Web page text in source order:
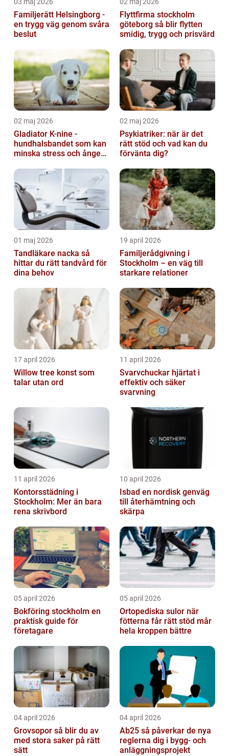
Familjerätt Helsingborg -
en trygg väg genom svåra
beslut
Flyttfirma stockholm
göteborg så blir flytten
smidig, trygg och prisvärd
02 maj 2026
Gladiator K-nine -
hundhalsbandet som kan
minska stress och ångest
02 maj 2026
Psykiatriker: när är det
rätt stöd och vad kan du
förvänta dig?
01 maj 2026
Tandläkare nacka så
hittar du rätt tandvård för
dina behov
19 april 2026
Familjerådgivning i
Stockholm – en väg till
starkare relationer
17 april 2026
Willow tree konst som
talar utan ord
11 april 2026
Svarvchuckar hjärtat i
effektiv och säker
svarvning
11 april 2026
Kontorsstädning i
Stockholm: Mer än bara
rena skrivbord
10 april 2026
Isbad en nordisk genväg
till återhämtning och
skärpa
05 april 2026
Bokföring stockholm en
praktisk guide för
företagare
05 april 2026
Ortopediska sulor när
fötterna får rätt stöd mår
hela kroppen bättre
04 april 2026
Grovsopor så blir du av
med stora saker på rätt
sätt
04 april 2026
Ab25 så påverkar de nya
reglerna dig i bygg- och
anläggningsprojekt